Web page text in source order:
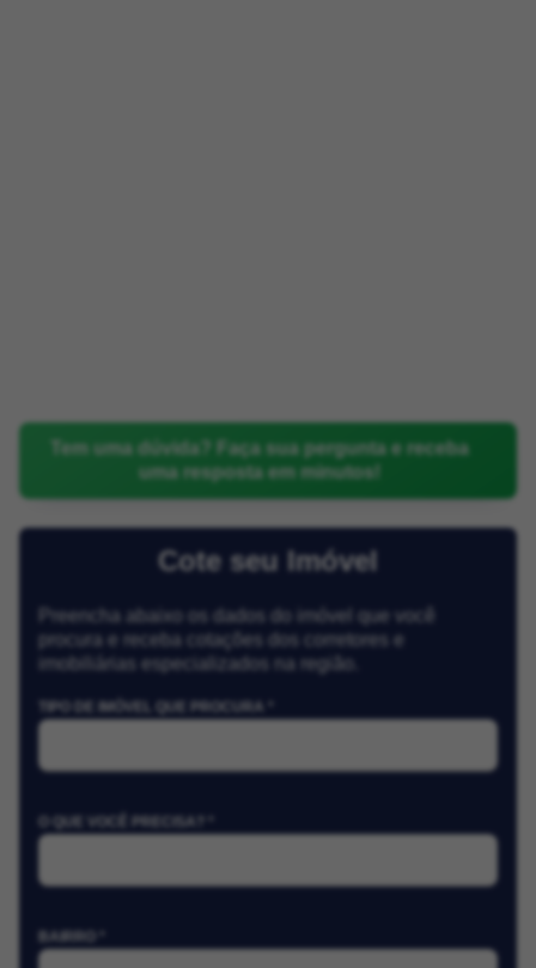
Tem uma dúvida? Faça sua pergunta e receba
uma resposta em minutos!
Cote seu Imóvel
Preencha abaixo os dados do imóvel que você
procura e receba cotações dos corretores e
imobiliárias especializados na região.
TIPO DE IMÓVEL QUE PROCURA *
O QUE VOCÊ PRECISA? *
BAIRRO *